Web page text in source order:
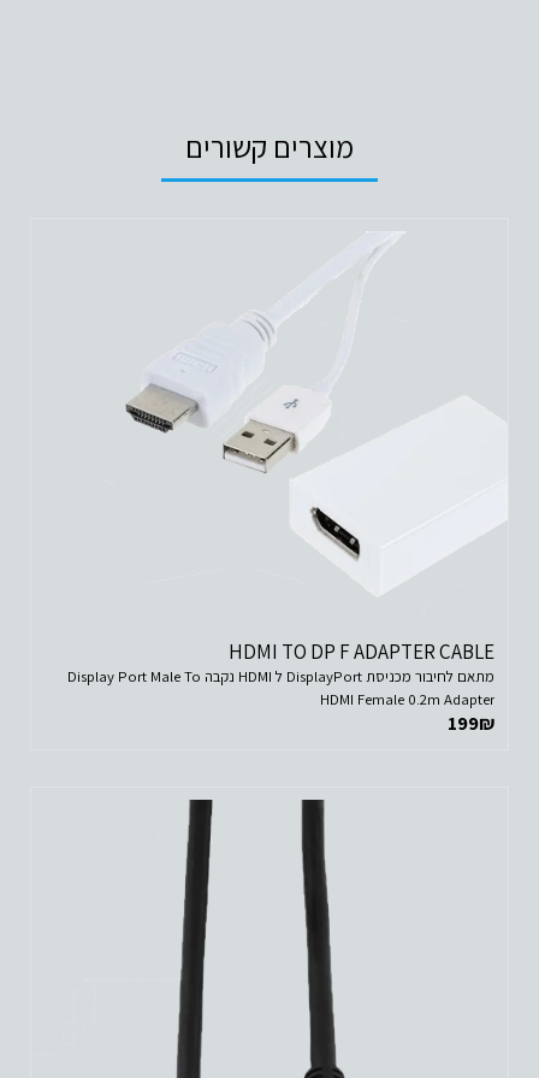
מוצרים קשורים
HDMI TO DP F ADAPTER CABLE
מתאם לחיבור מכניסת DisplayPort ל HDMI נקבה Display Port Male To
HDMI Female 0.2m Adapter
199₪